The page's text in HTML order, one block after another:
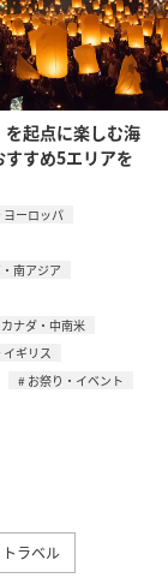
を起点に楽しむ海
すめ5エリアを
ヨーロッパ
南アジア
ナダ・中南米
イギリス
お祭り・イベント
トラベル